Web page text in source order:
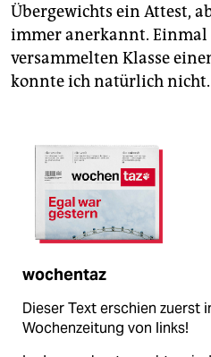
Übergewichts ein Attest,
immer anerkannt. Einmal
versammelten Klasse
konnte ich natürlich nicht.
wochentaz
Dieser Text erschien zuerst
Wochenzeitung von links!